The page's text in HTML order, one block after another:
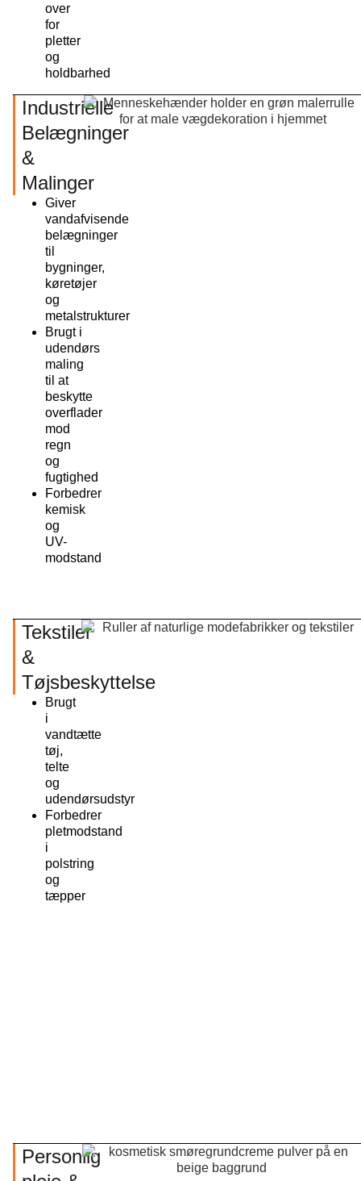
over
for
pletter
og
holdbarhed
Industrielle
Belægninger
&
Malinger
Giver
vandafvisende
belægninger
til
bygninger,
køretøjer
og
metalstrukturer
Brugt i
udendørs
maling
til at
beskytte
overflader
mod
regn
og
fugtighed
Forbedrer
kemisk
og
UV-
modstand
Tekstiler
&
Tøjsbeskyttelse
Brugt
i
vandtætte
tøj,
telte
og
udendørsudstyr
Forbedrer
pletmodstand
i
polstring
og
tæpper
Personlig